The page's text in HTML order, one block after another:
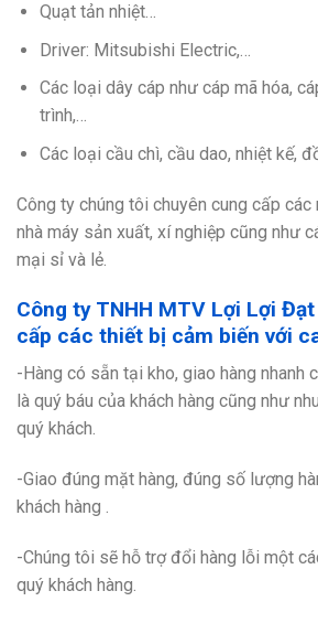
Quạt tản nhiệt…
Driver: Mitsubishi Electric,…
Các loại dây cáp như cáp mã hóa,
trình,…
Các loại cầu chì, cầu dao, nhiệt kế,
Công ty chúng tôi chuyên cung cấp các
nhà máy sản xuất, xí nghiệp cũng như
mại sỉ và lẻ.
Công ty TNHH MTV Lợi Lợi
cấp các thiết bị cảm biến với
-Hàng có sẵn tại kho, giao hàng nhanh
là quý báu của khách hàng cũng như
quý khách.
-Giao đúng mặt hàng, đúng số lượng
khách hàng .
-Chúng tôi sẽ hỗ trợ đổi hàng lỗi một
quý khách hàng.